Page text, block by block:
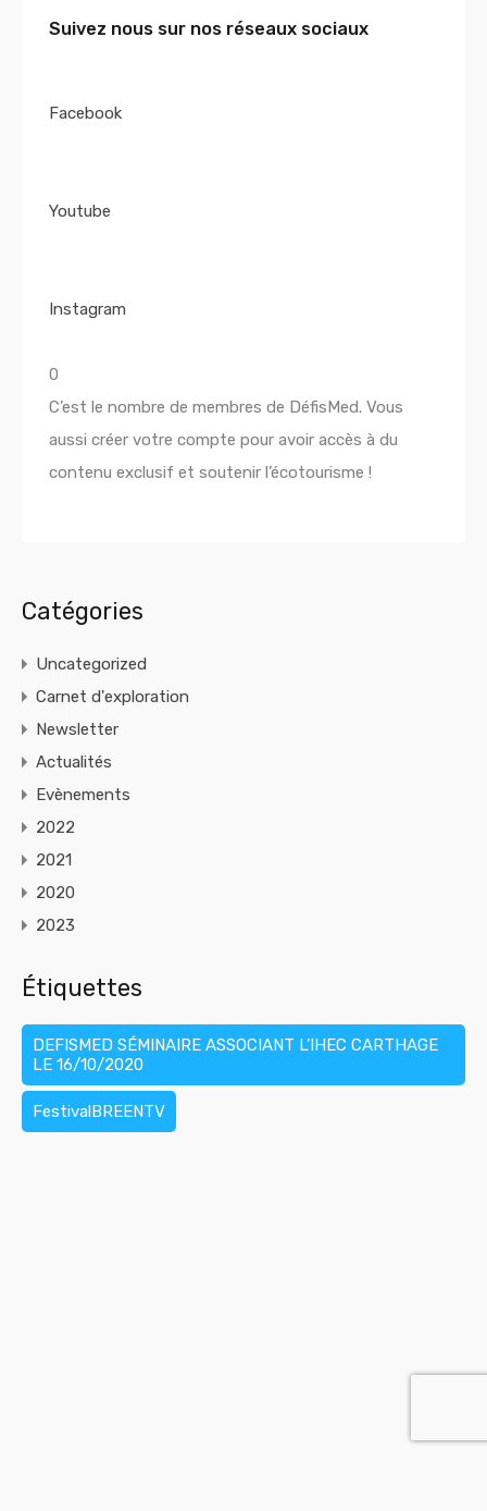
Suivez nous sur nos réseaux sociaux
Facebook
Youtube
Instagram
0
C’est le nombre de membres de DéfisMed. Vous
aussi créer votre compte pour avoir accès à du
contenu exclusif et soutenir l’écotourisme !
Catégories
Uncategorized
Carnet d'exploration
Newsletter
Actualités
Evènements
2022
2021
2020
2023
Étiquettes
DEFISMED SÉMINAIRE ASSOCIANT L’IHEC CARTHAGE
LE 16/10/2020
FestivalBREENTV